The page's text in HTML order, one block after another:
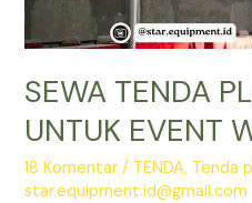
SEWA TENDA
UNTUK EVENT
18 Komentar / TENDA, Tenda
star.equipment.id@gmail.com